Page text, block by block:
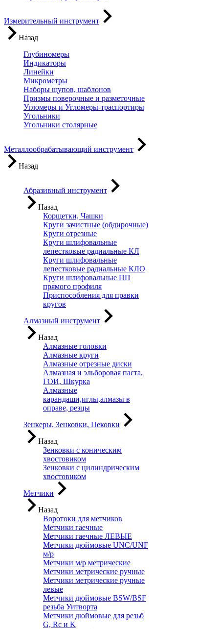
Измерительный инструмент
Назад
Глубиномеры
Индикаторы
Линейки
Микрометры
Наборы щупов, шаблонов
Призмы поверочные и разметочные
Угломеры и Угломеры-траспортиры
Угольники
Угольники столярные
Металлообрабатывающий инструмент
Назад
Абразивный инструмент
Назад
Корщетки, Чашки
Круги зачистные (обдирочные)
Круги отрезные
Круги шлифовальные
лепестковые радиальные КЛ
Круги шлифовальные
лепестковые радиальные КЛО
Круги шлифовальные ПП
прямого профиля
Приспособления для правки
кругов
Алмазный инструмент
Назад
Алмазные головки
Алмазные круги
Алмазные отрезные диски
Алмазная и эльборовая паста,
ГОИ, Шкурка
Алмазные
карандаши,иглы,алмазы в
оправе, резцы
Зенкеры, Зенковки, Цековки
Назад
Зенковки с коническим
хвостовиком
Зенковки с цилиндрическим
хвостовиком
Метчики
Назад
Воротоки для метчиков
Метчики гаечные
Метчики гаечные ЛЕВЫЕ
Метчики дюймовые UNC/UNF
м/р
Метчики м/р метрические
Метчики метрические ручные
Метчики метрические ручные
левые
Метчики дюймовые BSW/BSF
резьба Уитворта
Метчики дюймовые для резьб
G, Rc и K